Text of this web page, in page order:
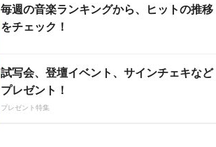
毎週の音楽ランキングから、ヒットの推移
をチェック！
試写会、登壇イベント、サインチェキなど
プレゼント！
プレゼント特集